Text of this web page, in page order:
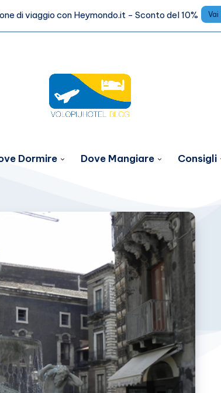
di viaggio con Heymondo.it - Sconto del 10% Vai
Dormire Dove Mangiare Consigli